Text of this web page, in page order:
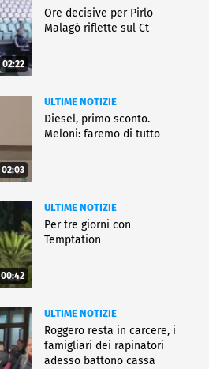
02:22
Ore decisive per Pirlo
Malagò riflette sul Ct
02:03
ULTIME NOTIZIE
Diesel, primo sconto.
Meloni: faremo di tutto
00:42
ULTIME NOTIZIE
Per tre giorni con
Temptation
ULTIME NOTIZIE
Roggero resta in carcere, i
famigliari dei rapinatori
adesso battono cassa